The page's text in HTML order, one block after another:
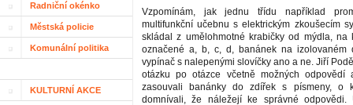
Radniční okénko
Městská policie
Komunální politika
KULTURNÍ AKCE
Vzpomínám, jak jednu třídu například
multifunkční učebnu s elektrickým zkoušecím
skládal z umělohmotné krabičky od mýdla, na
označené a, b, c, d, banánek na izolovaném
vypínač s nalepenými slovíčky ano a ne. Jiří
otázku po otázce včetně možných
zasouvali banánky do zdířek s písmeny, o
domnívali, že náležejí ke správné odpovědi.